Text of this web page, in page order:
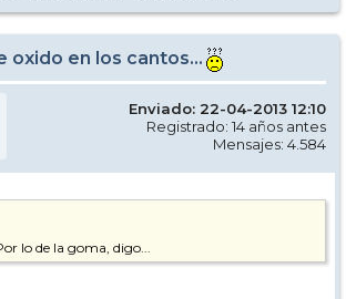
oxido en los cantos...
Enviado: 22-04-2013 12:10
Registrado: 14 años antes
Mensajes: 4.584
lo de la goma, digo...